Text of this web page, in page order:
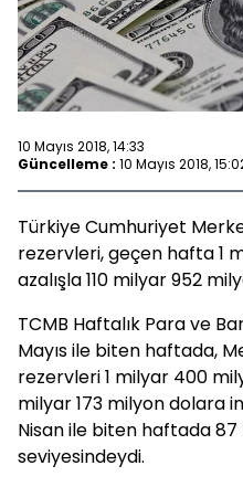
10 Mayıs 2018, 14:33
Güncelleme : 10 Mayıs 2018,
Türkiye Cumhuriyet
rezervleri, geçen hafta 1
azalışla 110 milyar 952
TCMB Haftalık Para ve
Mayıs ile biten haftada,
rezervleri 1 milyar 400
milyar 173 milyon dolara
Nisan ile biten haftada
seviyesindeydi.